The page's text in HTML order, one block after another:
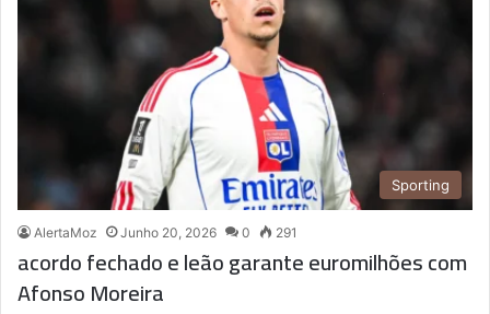
Sporting
AlertaMoz Junho 20, 2026 0 291
acordo fechado e leão garante euromilhões com
Afonso Moreira